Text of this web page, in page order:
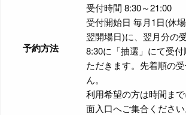
予約方法
受付時間 8:30～21:00
受付開始日 毎月1日(休
翌開場日)に、翌月分の
8:30に「抽選」にて受
ただきます。先着順の
ん。
利用希望の方は時間ま
面入口へご集合ください